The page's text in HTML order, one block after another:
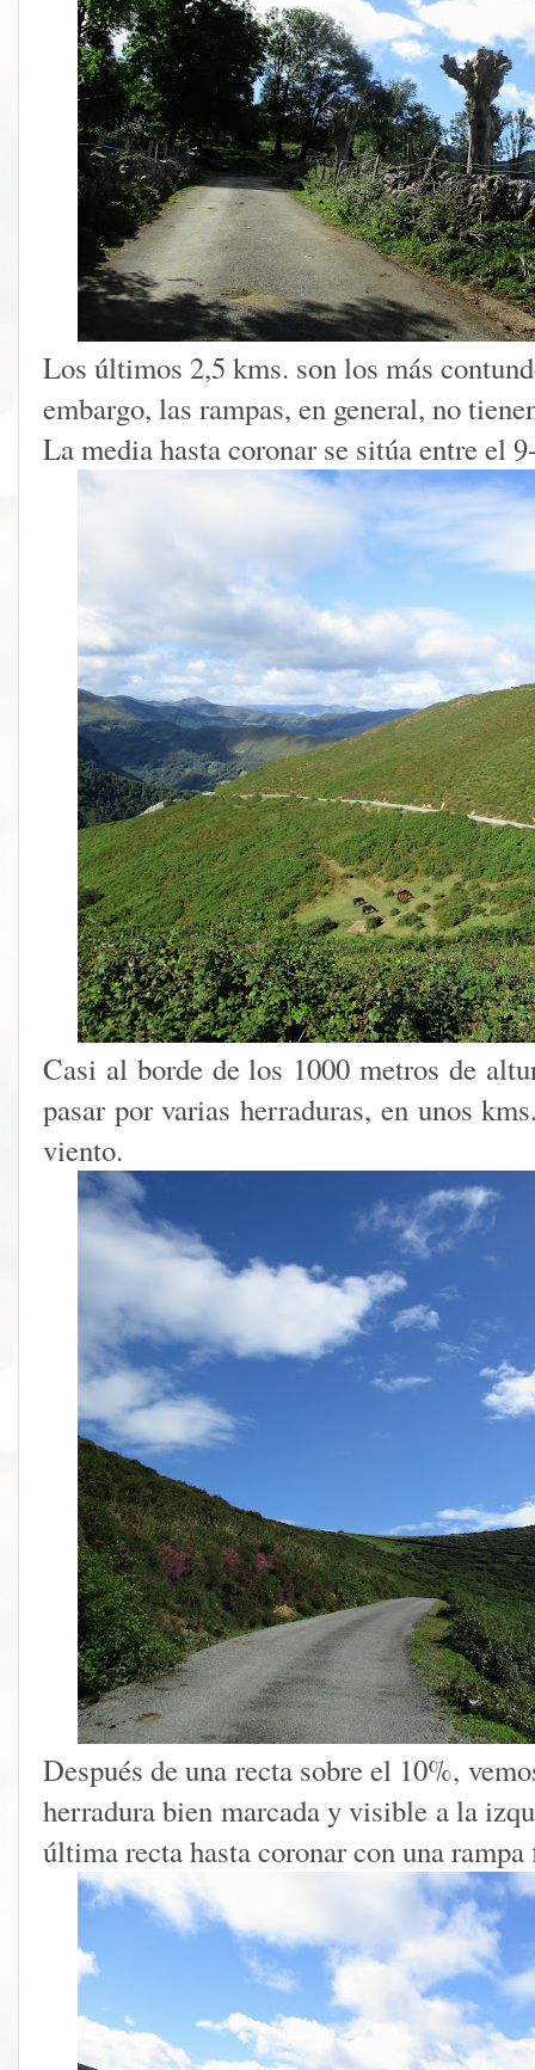
Los últimos 2,5 kms. son los más
embargo, las rampas, en general, no
La media hasta coronar se sitúa entre el
Casi al borde de los 1000 metros de
pasar por varias herraduras, en unos
viento.
Después de una recta sobre el 10%,
herradura bien marcada y visible a la
última recta hasta coronar con una